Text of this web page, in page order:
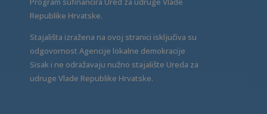
Republike Hrvatske.
Stajališta izražena na ovoj stranici isključiva su
odgovornost Agencije lokalne demokracije
Sisak i ne odražavaju nužno stajalište Ureda za
udruge Vlade Republike Hrvatske.